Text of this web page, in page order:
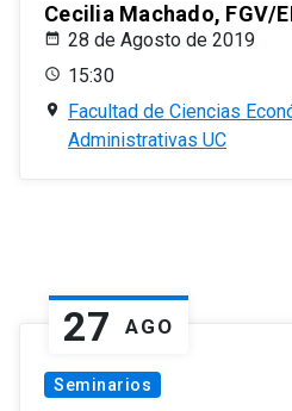
Cecilia Machado, FGV/
28 de Agosto de 2019
15:30
Facultad de Ciencias
Administrativas UC
27 AGO
Seminarios